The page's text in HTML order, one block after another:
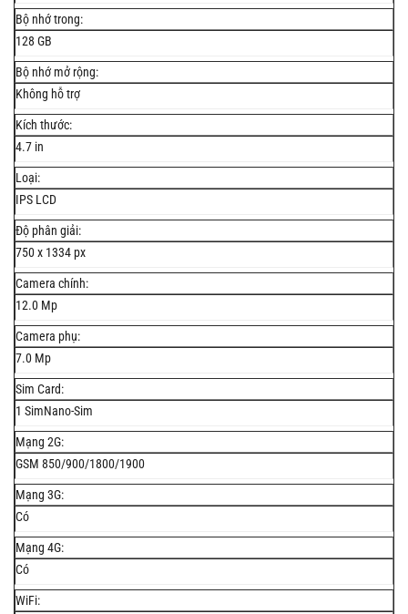
Bộ nhớ trong:
128 GB
Bộ nhớ mở rộng:
Không hỗ trợ
Kích thước:
4.7 in
Loại:
IPS LCD
Độ phân giải:
750 x 1334 px
Camera chính:
12.0 Mp
Camera phụ:
7.0 Mp
Sim Card:
1 SimNano-Sim
Mạng 2G:
GSM 850/900/1800/1900
Mạng 3G:
Có
Mạng 4G:
Có
WiFi: